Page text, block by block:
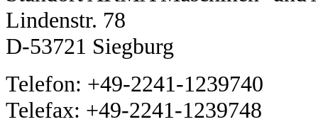
Lindenstr. 78
D-53721 Siegburg
Telefon: +49-2241-1239740
Telefax: +49-2241-1239748